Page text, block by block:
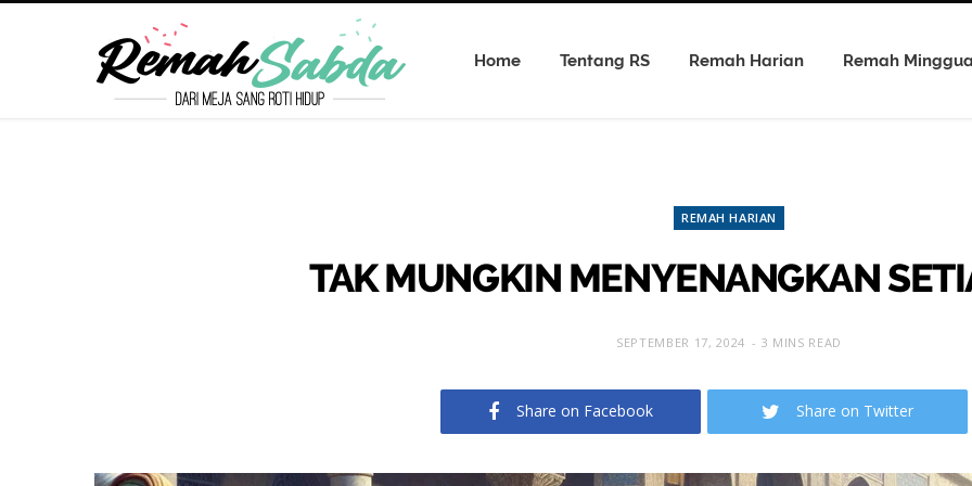
Home Tentang RS Remah Harian Remah
REMAH HARIAN
TAK MUNGKIN MENYENANGKAN
SEPTEMBER 17, 2024 3 MINS READ
Share on Facebook Share on Twitter